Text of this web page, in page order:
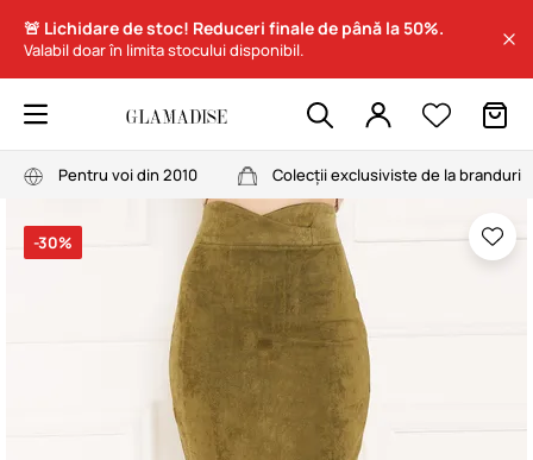
🚨 Lichidare de stoc! Reduceri finale de până la 50%.
Valabil doar în limita stocului disponibil.
Pentru voi din 2010 Colecții exclusiviste de la branduri
-30%